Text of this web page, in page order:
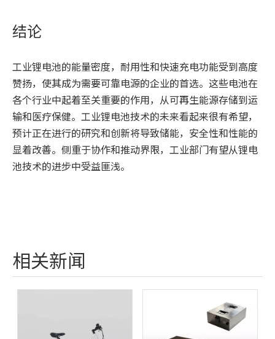
结论
工业锂电池的能量密度，耐用性和快速充电功能受到高度
赞扬，使其成为需要可靠电源的企业的首选。这些电池在
各个行业中起着至关重要的作用，从可再生能源存储到运
输和医疗保健。工业锂电池技术的未来看起来很有希望，
预计正在进行的研究和创新将导致储能，安全性和性能的
显着改善。侧重于协作和推动界限，工业部门有望从锂电
池技术的进步中受益匪浅。
相关新闻